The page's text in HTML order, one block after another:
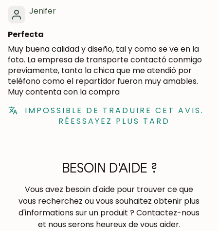
Jenifer
Perfecta
Muy buena calidad y diseño, tal y como se ve en la
foto. La empresa de transporte contactó conmigo
previamente, tanto la chica que me atendió por
teléfono como el repartidor fueron muy amables.
Muy contenta con la compra
IMPOSSIBLE DE TRADUIRE CET AVIS.
RÉESSAYEZ PLUS TARD
BESOIN D'AIDE ?
Vous avez besoin d'aide pour trouver ce que
vous recherchez ou vous souhaitez obtenir plus
d'informations sur un produit ? Contactez-nous
et nous serons heureux de vous aider.